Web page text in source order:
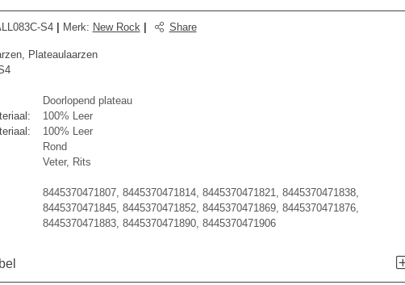
S4 Merk: New Rock Share
Plateaulaarzen
Doorlopend plateau
100% Leer
100% Leer
Rond
Veter, Rits
8445370471807, 8445370471814, 8445370471821, 8445370471838,
8445370471845, 8445370471852, 8445370471869, 8445370471876,
8445370471883, 8445370471890, 8445370471906